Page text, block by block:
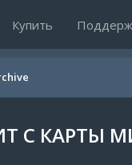
Купить
С КАРТЫ